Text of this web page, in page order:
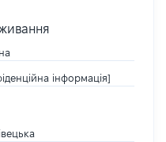
інформація]